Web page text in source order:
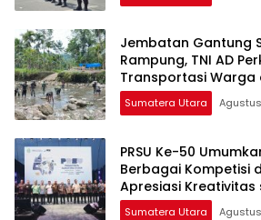
Jembatan Gantung
Rampung, TNI AD
Transportasi Warga
Sumatera Utara
PRSU Ke-50
Berbagai Kompetisi
Apresiasi Kreativitas
Daerah Sumatera
Sumatera Utara